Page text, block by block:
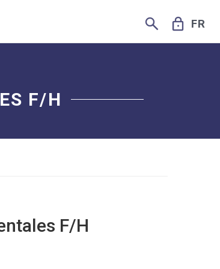
SEARCH LOCK FR
F/H
F/H